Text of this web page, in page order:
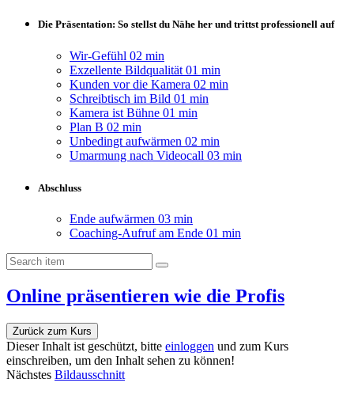
Die Präsentation: So stellst du Nähe her und trittst professionell auf
Wir-Gefühl 02 min
Exzellente Bildqualität 01 min
Kunden vor die Kamera 02 min
Schreibtisch im Bild 01 min
Kamera ist Bühne 01 min
Plan B 02 min
Unbedingt aufwärmen 02 min
Umarmung nach Videocall 03 min
Abschluss
Ende aufwärmen 03 min
Coaching-Aufruf am Ende 01 min
Online präsentieren wie die Profis
Zurück zum Kurs
Dieser Inhalt ist geschützt, bitte einloggen und zum Kurs
einschreiben, um den Inhalt sehen zu können!
Nächstes Bildausschnitt